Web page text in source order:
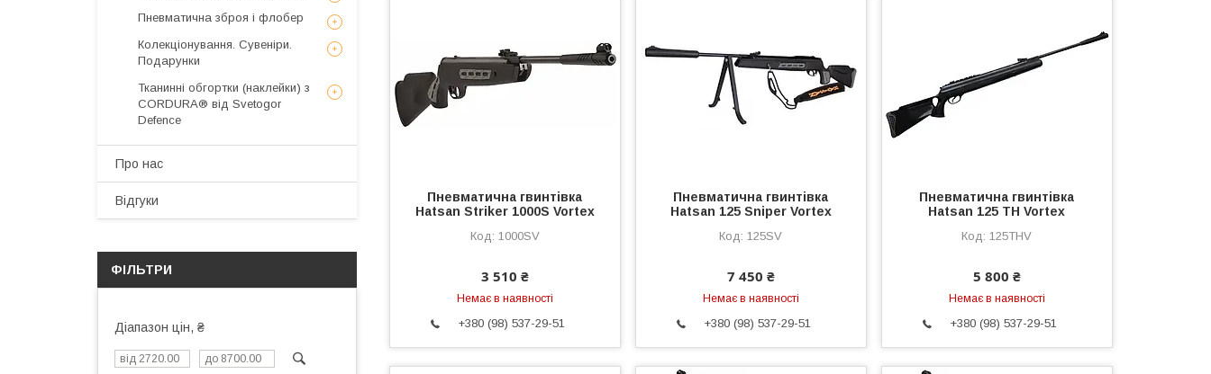
Пневматична гвинтівка
Hatsan Striker 1000S Vortex
1000SV
3 510 ₴
Немає в наявності
+380 (98) 537-29-51
Пневматична гвинтівка
Hatsan 125 Sniper Vortex
125SV
7 450 ₴
Немає в наявності
+380 (98) 537-29-51
Пневматична гвинтівка
Hatsan 125 TH Vortex
125THV
5 800 ₴
Немає в наявності
+380 (98) 537-29-51
Пневматична зброя і флобер
Колекціонування. Сувеніри.
Подарунки
Тканинні обгортки (наклейки) з
CORDURA® від Svetogor
Defence
Про нас
Відгуки
ФІЛЬТРИ
Діапазон цін, ₴